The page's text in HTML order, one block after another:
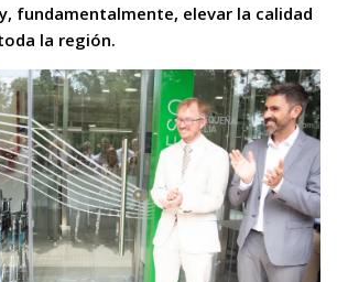
fundamentalmente, elevar la calidad
la región.